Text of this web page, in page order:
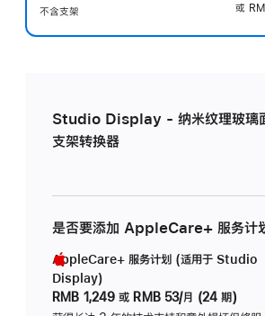
不含支架
或
Studio Display - 纳米纹理玻璃
支架转换器
是否要添加 AppleCare+ 服务计
AppleCare+ 服务计划 (适用于 Studio
Display)
RMB 1,249 或 RMB 53/月 (24 期)